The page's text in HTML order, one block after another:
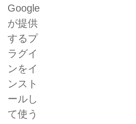
Google
が提供
するプ
ラグイ
ンをイ
ンスト
ールし
て使う